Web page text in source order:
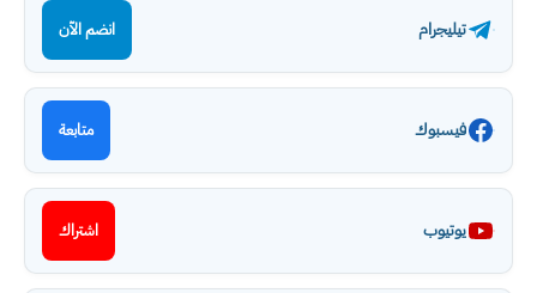
تيليجرام انضم الآن
فيسبوك متابعة
يوتيوب اشتراك